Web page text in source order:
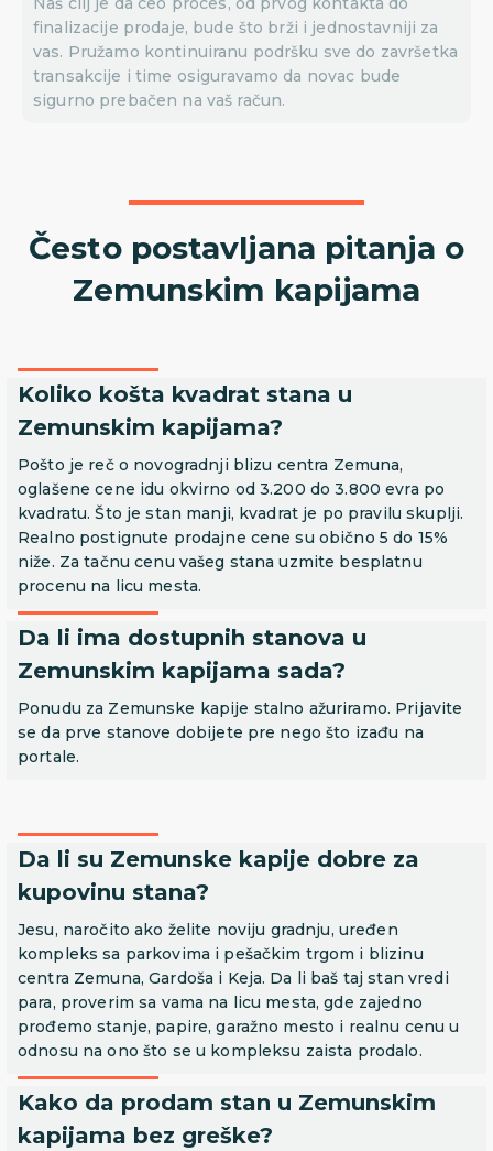
finalizacije prodaje, bude što brži i jednostavniji za
vas. Pružamo kontinuiranu podršku sve do završetka
transakcije i time osiguravamo da novac bude
sigurno prebačen na vaš račun.
Često postavljana pitanja o
Zemunskim kapijama
Koliko košta kvadrat stana u
Zemunskim kapijama?
Pošto je reč o novogradnji blizu centra Zemuna,
oglašene cene idu okvirno od 3.200 do 3.800 evra po
kvadratu. Što je stan manji, kvadrat je po pravilu skuplji.
Realno postignute prodajne cene su obično 5 do 15%
niže. Za tačnu cenu vašeg stana uzmite besplatnu
procenu na licu mesta.
Da li ima dostupnih stanova u
Zemunskim kapijama sada?
Ponudu za Zemunske kapije stalno ažuriramo. Prijavite
se da prve stanove dobijete pre nego što izađu na
portale.
Da li su Zemunske kapije dobre za
kupovinu stana?
Jesu, naročito ako želite noviju gradnju, uređen
kompleks sa parkovima i pešačkim trgom i blizinu
centra Zemuna, Gardoša i Keja. Da li baš taj stan vredi
para, proverim sa vama na licu mesta, gde zajedno
prođemo stanje, papire, garažno mesto i realnu cenu u
odnosu na ono što se u kompleksu zaista prodalo.
Kako da prodam stan u Zemunskim
kapijama bez greške?